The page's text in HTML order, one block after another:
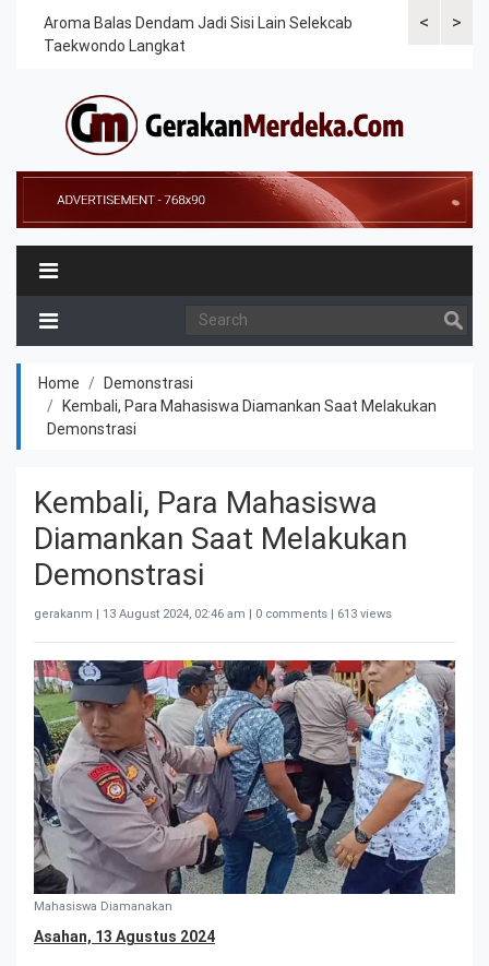
<
Aroma Balas Dendam Jadi Sisi Lain Selekcab
Taekwondo Langkat
>
Home
Demonstrasi
Kembali, Para Mahasiswa Diamankan Saat Melakukan
Demonstrasi
Kembali, Para Mahasiswa
Diamankan Saat Melakukan
Demonstrasi
gerakanm | 13 August 2024, 02:46 am | 0 comments | 613 views
Mahasiswa Diamanakan
Asahan, 13 Agustus 2024